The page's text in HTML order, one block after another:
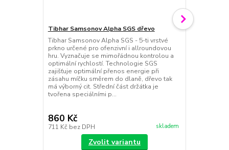
Tibhar Samsonov Alpha SGS dřevo
Tibhar Samsonov Alpha SGS - 5-ti vrstvé
prkno určené pro ofenzivní i allroundovou
hru. Vyznačuje se mimořádnou kontrolou a
optimální rychlostí. Technologie SGS
zajišťuje optimální přenos energie při
zásahu míčku směrem do dlaně, dřevo tak
má výborný cit. Střední část držátka je
tvořena speciálními p...
860 Kč
711 Kč bez DPH skladem
Zvolit variantu